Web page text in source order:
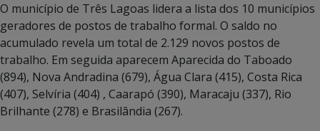
O município de Três Lagoas lidera a lista dos 10 municípios
geradores de postos de trabalho formal. O saldo no
acumulado revela um total de 2.129 novos postos de
trabalho. Em seguida aparecem Aparecida do Taboado
(894), Nova Andradina (679), Água Clara (415), Costa Rica
(407), Selvíria (404) , Caarapó (390), Maracaju (337), Rio
Brilhante (278) e Brasilândia (267).